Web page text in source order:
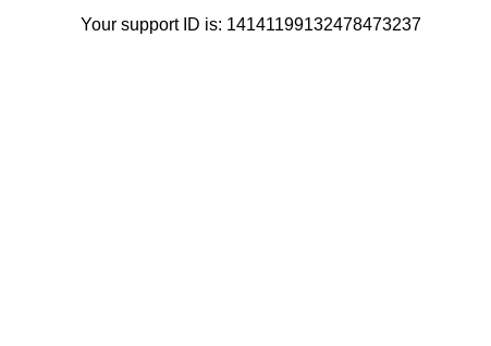
Your support ID is: 14141199132478473237